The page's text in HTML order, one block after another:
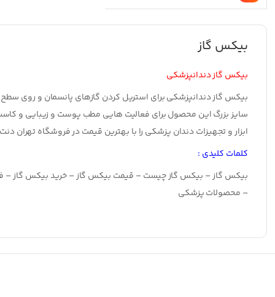
فعلی:
بیکس گاز
بیکس گاز دندانپزشکی
بیکس گاز دندانپزشکیبرای استریل کردن گازهای پانسمان و روی
سایز بزرگ این محصول برای فعالیت هایی مطب پوست و زیبایی و
ابزار و تجهیزات دندان پزشکی را با بهترین قیمت در فروشگاه تهران
کلمات کلیدی :
بیکس گاز – بیکس گاز چیست – قیمت بیکس گاز – خرید بیکس گاز –
– محصولات پزشکی